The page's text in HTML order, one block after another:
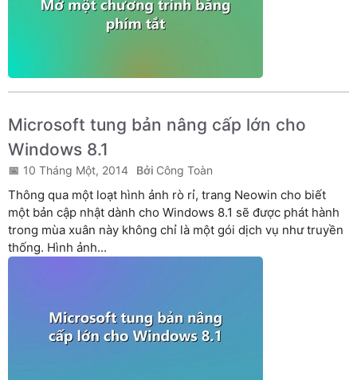
Microsoft tung bản nâng cấp lớn cho
Windows 8.1
10 Tháng Một, 2014 Công Toàn
Thông qua một loạt hình ảnh rò rỉ, trang Neowin cho biết
một bản cập nhật dành cho Windows 8.1 sẽ được phát hành
trong mùa xuân này không chỉ là một gói dịch vụ như truyền
thống. Hình ảnh...